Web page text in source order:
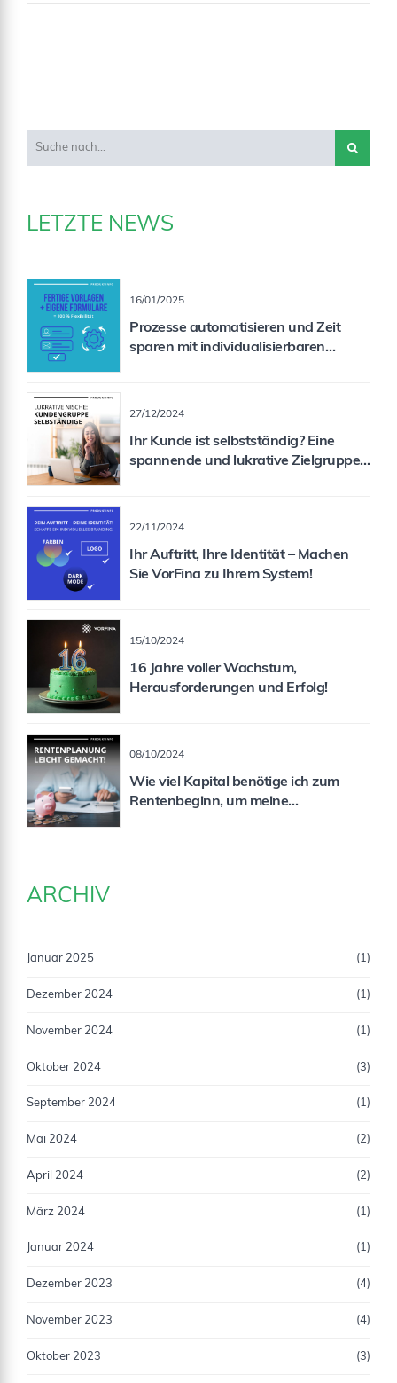
LETZTE NEWS
16/01/2025
Prozesse automatisieren und Zeit
sparen mit individualisierbaren
27/12/2024
Ihr Kunde ist selbstständig? Eine
spannende und lukrative Zielgruppe
22/11/2024
Ihr Auftritt, Ihre Identität – Machen
Sie VorFina zu Ihrem System!
15/10/2024
16 Jahre voller Wachstum,
Herausforderungen und Erfolg!
08/10/2024
Wie viel Kapital benötige ich zum
Rentenbeginn, um meine
ARCHIV
Januar 2025 (1)
Dezember 2024 (1)
November 2024 (1)
Oktober 2024 (3)
September 2024 (1)
Mai 2024 (2)
April 2024 (2)
März 2024 (1)
Januar 2024 (1)
Dezember 2023 (4)
November 2023 (4)
Oktober 2023 (3)